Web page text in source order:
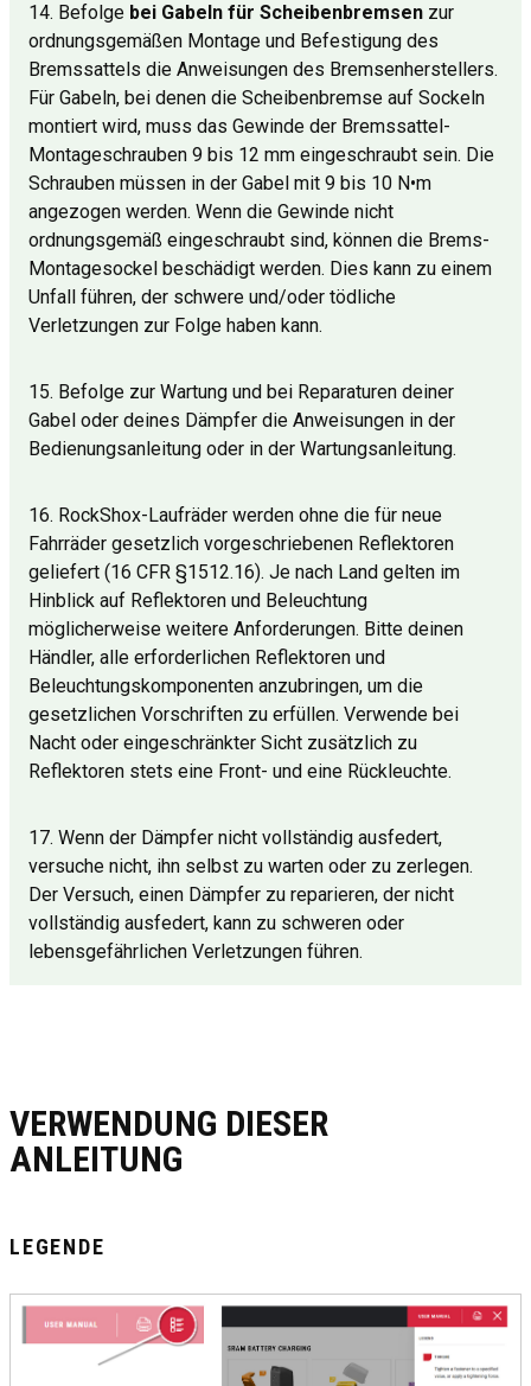
14. Befolge bei Gabeln für Scheibenbremsen zur
ordnungsgemäßen Montage und Befestigung des
Bremssattels die Anweisungen des Bremsenherstellers.
Für Gabeln, bei denen die Scheibenbremse auf Sockeln
montiert wird, muss das Gewinde der Bremssattel-
Montageschrauben 9 bis 12 mm eingeschraubt sein. Die
Schrauben müssen in der Gabel mit 9 bis 10 N•m
angezogen werden. Wenn die Gewinde nicht
ordnungsgemäß eingeschraubt sind, können die Brems-
Montagesockel beschädigt werden. Dies kann zu einem
Unfall führen, der schwere und/oder tödliche
Verletzungen zur Folge haben kann.
15. Befolge zur Wartung und bei Reparaturen deiner
Gabel oder deines Dämpfer die Anweisungen in der
Bedienungsanleitung oder in der Wartungsanleitung.
16. RockShox-Laufräder werden ohne die für neue
Fahrräder gesetzlich vorgeschriebenen Reflektoren
geliefert (16 CFR §1512.16). Je nach Land gelten im
Hinblick auf Reflektoren und Beleuchtung
möglicherweise weitere Anforderungen. Bitte deinen
Händler, alle erforderlichen Reflektoren und
Beleuchtungskomponenten anzubringen, um die
gesetzlichen Vorschriften zu erfüllen. Verwende bei
Nacht oder eingeschränkter Sicht zusätzlich zu
Reflektoren stets eine Front- und eine Rückleuchte.
17. Wenn der Dämpfer nicht vollständig ausfedert,
versuche nicht, ihn selbst zu warten oder zu zerlegen.
Der Versuch, einen Dämpfer zu reparieren, der nicht
vollständig ausfedert, kann zu schweren oder
lebensgefährlichen Verletzungen führen.
VERWENDUNG DIESER
ANLEITUNG
LEGENDE